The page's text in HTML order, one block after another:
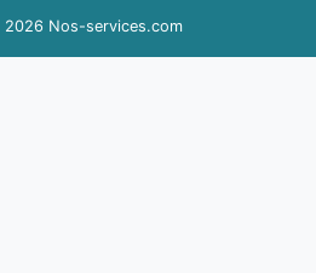
Nos-services.com